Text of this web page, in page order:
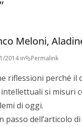
”
Meloni,
2014 in Permalink
riflessioni perché
si misuri
di oggi.
passo dell’articolo